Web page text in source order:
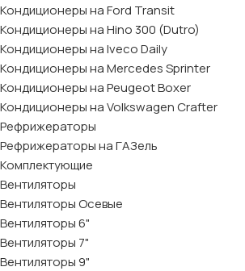
Кондиционеры на Ford Transit
Кондиционеры на Hino 300 (Dutro)
Кондиционеры на Iveco Daily
Кондиционеры на Mercedes Sprinter
Кондиционеры на Peugeot Boxer
Кондиционеры на Volkswagen Crafter
Рефрижераторы
Рефрижераторы на ГАЗель
Комплектующие
Вентиляторы
Вентиляторы Осевые
Вентиляторы 6"
Вентиляторы 7"
Вентиляторы 9"